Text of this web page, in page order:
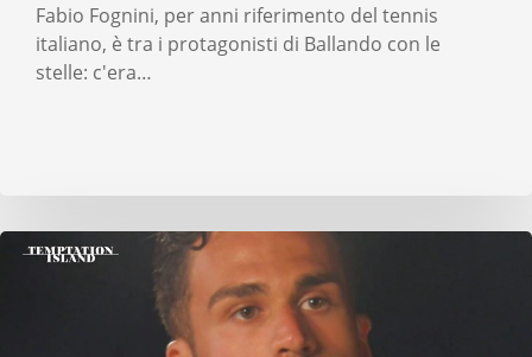
Fabio Fognini, per anni riferimento del tennis
italiano, è tra i protagonisti di Ballando con le
stelle: c'era…